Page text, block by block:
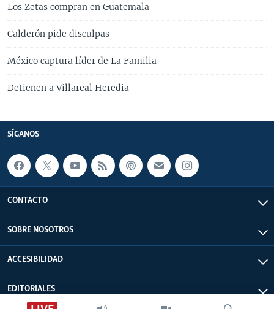
Los Zetas compran en Guatemala
Calderón pide disculpas
México captura líder de La Familia
Detienen a Villareal Heredia
SÍGANOS
CONTACTO
SOBRE NOSOTROS
ACCESIBILIDAD
EDITORIALES